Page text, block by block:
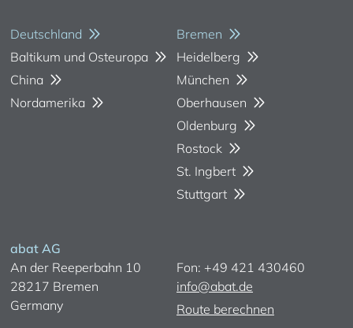
Deutschland
Baltikum und Osteuropa
China
Nordamerika
Bremen
Heidelberg
München
Oberhausen
Oldenburg
Rostock
St. Ingbert
Stuttgart
abat AG
An der Reeperbahn 10
28217 Bremen
Germany
Fon: +49 421 430460
info@abat.de
Route berechnen